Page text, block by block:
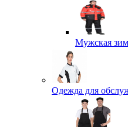
Мужская
Одежда для